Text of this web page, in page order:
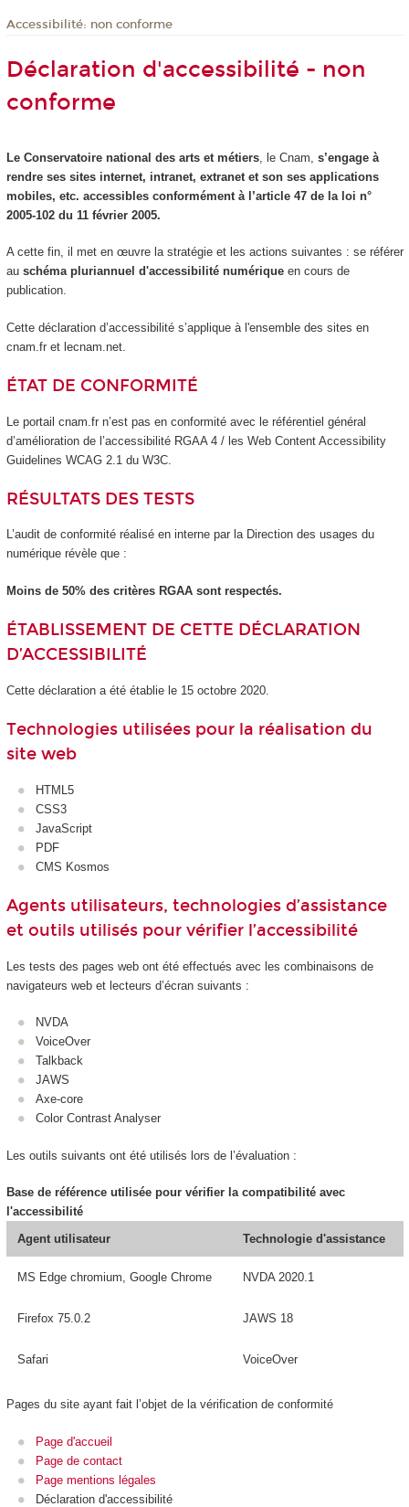
Accessibilité: non conforme
Déclaration d'accessibilité - non
conforme
Le Conservatoire national des arts et métiers, le Cnam, s’engage à
rendre ses sites internet, intranet, extranet et son ses applications
mobiles, etc. accessibles conformément à l’article 47 de la loi n°
2005-102 du 11 février 2005.
A cette fin, il met en œuvre la stratégie et les actions suivantes : se référer
au schéma pluriannuel d'accessibilité numériqueen cours de
publication.
Cette déclaration d’accessibilité s’applique à l'ensemble des sites en
cnam.fr et lecnam.net.
ÉTAT DE CONFORMITÉ
Le portail cnam.fr n’est pas en conformité avec le référentiel général
d’amélioration de l’accessibilité RGAA 4 / les Web Content Accessibility
Guidelines WCAG 2.1 du W3C.
RÉSULTATS DES TESTS
L’audit de conformité réalisé en interne par la Direction des usages du
numérique révèle que :
Moins de 50% des critères RGAA sont respectés.
ÉTABLISSEMENT DE CETTE DÉCLARATION
D’ACCESSIBILITÉ
Cette déclaration a été établie le 15 octobre 2020.
Technologies utilisées pour la réalisation du
site web
HTML5
CSS3
JavaScript
PDF
CMS Kosmos
Agents utilisateurs, technologies d’assistance
et outils utilisés pour vérifier l’accessibilité
Les tests des pages web ont été effectués avec les combinaisons de
navigateurs web et lecteurs d’écran suivants :
NVDA
VoiceOver
Talkback
JAWS
Axe-core
Color Contrast Analyser
Les outils suivants ont été utilisés lors de l’évaluation :
Base de référence utilisée pour vérifier la compatibilité avec
l'accessibilité
Agent utilisateur
Technologie d'assistance
MS Edge chromium, Google Chrome NVDA 2020.1
Firefox 75.0.2 JAWS 18
Safari VoiceOver
Pages du site ayant fait l’objet de la vérification de conformité
Page d'accueil
Page de contact
Page mentions légales
Déclaration d'accessibilité